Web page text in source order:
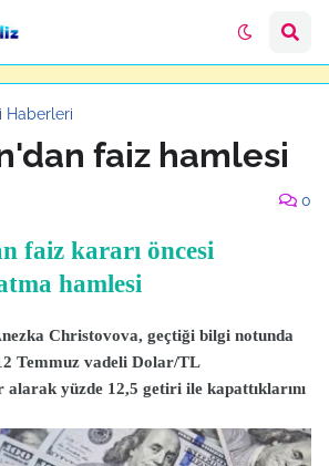
Haberleri
faiz hamlesi
0
faiz kararı öncesi
hamlesi
Christovova, geçtiği bilgi notunda
Temmuz vadeli Dolar/TL
alarak yüzde 12,5 getiri ile kapattıklarını